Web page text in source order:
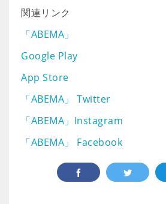
関連リンク
「ABEMA」
Google Play
App Store
「ABEMA」 Twitter
「ABEMA」Instagram
「ABEMA」 Facebook